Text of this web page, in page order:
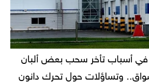
في أسباب تأخر سحب بعض ألبان
وتساؤلات حول تحرك دانون